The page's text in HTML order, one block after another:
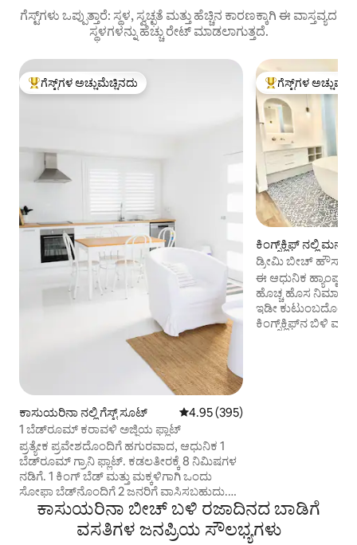
ಗೆಸ್ಟ್‌ಗಳು ಒಪ್ಪುತ್ತಾರೆ: ಸ್ಥಳ, ಸ್ವಚ್ಛತೆ ಮತ್ತು ಹೆಚ್ಚಿನ ಕಾರಣಕ್ಕಾಗಿ ಈ ವಾಸ್ತವ್ಯದ
ಸ್ಥಳಗಳನ್ನು ಹೆಚ್ಚು ರೇಟ್ ಮಾಡಲಾಗುತ್ತದೆ.
ಗೆಸ್ಟ್‌ಗಳಿಗೆ ಅತಿ ಹೆಚ್ಚು ಅಚ್ಚುಮೆಚ್ಚಿನದು
ಗೆಸ್ಟ್‌ಗಳ ಅಚ್ಚುಮೆಚ್ಚಿನದು
ಕಾಸುಯರಿನಾ ನಲ್ಲಿ ಗೆಸ್ಟ್ ಸೂಟ್ 5 ರಲ್ಲಿ 4.95 ಸರಾಸರಿ ರೇಟಿಂಗ್, 395
4.95 (395)
1 ಬೆಡ್‌ರೂಮ್ ಕರಾವಳಿ ಅಜ್ಜಿಯ ಫ್ಲಾಟ್
ಪ್ರತ್ಯೇಕ ಪ್ರವೇಶದೊಂದಿಗೆ ಹಗುರವಾದ, ಆಧುನಿಕ 1
ಬೆಡ್‌ರೂಮ್ ಗ್ರಾನಿ ಫ್ಲಾಟ್. ಕಡಲತೀರಕ್ಕೆ 8 ನಿಮಿಷಗಳ
ನಡಿಗೆ. 1 ಕಿಂಗ್ ಬೆಡ್ ಮತ್ತು ಮಕ್ಕಳಿಗಾಗಿ ಒಂದು
ಸೋಫಾ ಬೆಡ್‌ನೊಂದಿಗೆ 2 ಜನರಿಗೆ ವಾಸಿಸಬಹುದು.
ಸಂಪೂರ್ಣವಾಗಿ ಸುಸಜ್ಜಿತ ಅಡುಗೆಮನೆ, ದೊಡ್ಡ ಶವರ್
ಹೊಂದಿರುವ ಡಬಲ್ ವ್ಯಾನಿಟಿ ಬಾತ್‌ರೂಮ್,
ನಿಲುವಂಗಿಯಲ್ಲಿ ನಡೆಯಿರಿ, ನೆಟ್‌ಫ್ಲಿಕ್ಸ್ ಮತ್ತು ವೈಫೈ.
ಗೆಸ್ಟ್‌ಗಳಿಗೆ ಅತಿ ಹೆಚ್ಚು
ಗೆಸ್ಟ್‌ಗಳ
ಕಿಂಗ್ಸ್‌ಕ್ಲಿಫ್ ನಲ್ಲಿ ಮನೆ
ಡ್ರೀಮಿ ಬೀಚ್ ಹೌಸ್
ಈ ಆಧುನಿಕ
ಹೊಚ್ಚ ಹೊಸ ನಿರ್ಮಾಣ
ಇಡೀ
ಕಿಂಗ್ಸ್‌ಕ್ಲಿಫ್‌ನ ಬಿಳಿ
ಕಾಸುಯರಿನಾ ಬೀಚ್ ಬಳಿ ರಜಾದಿನದ ಬಾಡಿಗೆ
ವಸತಿಗಳ ಜನಪ್ರಿಯ ಸೌಲಭ್ಯಗಳು